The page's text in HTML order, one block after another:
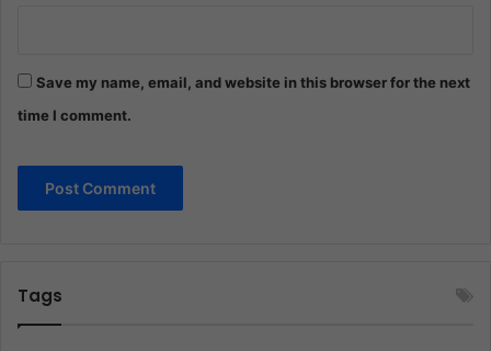
Save my name, email, and website in this browser for the next
time I comment.
Tags